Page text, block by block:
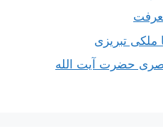
ملکی تبریزی
حضرت آیت الله